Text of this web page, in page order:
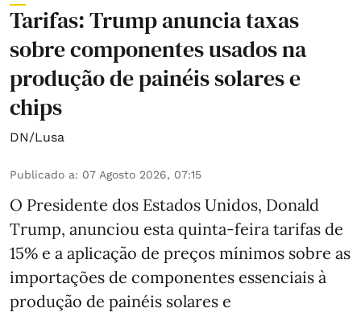
Tarifas: Trump anuncia taxas
sobre componentes usados na
produção de painéis solares e
chips
DN/Lusa
Publicado a: 07 Agosto 2026, 07:15
O Presidente dos Estados Unidos, Donald
Trump, anunciou esta quinta-feira tarifas de
15% e a aplicação de preços mínimos sobre as
importações de componentes essenciais à
produção de painéis solares e